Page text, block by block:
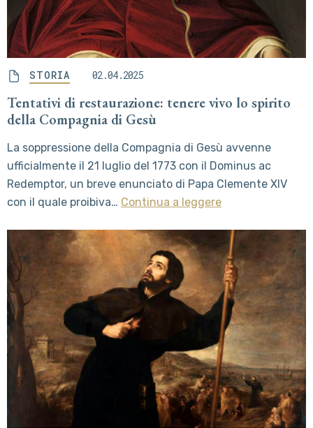
STORIA 02.04.2025
Tentativi di restaurazione: tenere vivo lo spirito
della Compagnia di Gesù
La soppressione della Compagnia di Gesù avvenne
ufficialmente il 21 luglio del 1773 con il Dominus ac
Redemptor, un breve enunciato di Papa Clemente XIV
con il quale proibiva… Continua a leggere